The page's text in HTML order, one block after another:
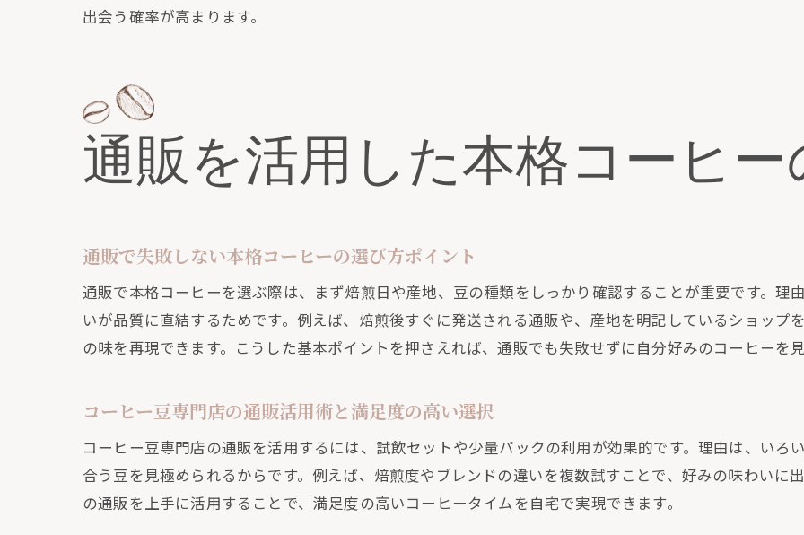
通販で広がる自分だけのコーヒーライフの魅力
満足度が高まる通販コーヒーの楽しみ方
通販ならではのスペシャルティ体験を楽しむ方法
コスパ良好な通販コーヒー豆で日常を豊かに
通販で広がるコーヒータイムの新たな楽しみ方
自宅で叶う通販コーヒーの極上な味わいを体験
出会う確率が高まります。
通販を活用した本格コーヒ
通販で失敗しない本格コーヒーの選び方ポイント
通販で本格コーヒーを選ぶ際は、まず焙煎日や産地、豆の種類をしっかり確認することが重要です。理
いが品質に直結するためです。例えば、焙煎後すぐに発送される通販や、産地を明記しているショップ
の味を再現できます。こうした基本ポイントを押さえれば、通販でも失敗せずに自分好みのコーヒーを
コーヒー豆専門店の通販活用術と満足度の高い選択
コーヒー豆専門店の通販を活用するには、試飲セットや少量パックの利用が効果的です。理由は、いろ
合う豆を見極められるからです。例えば、焙煎度やブレンドの違いを複数試すことで、好みの味わいに
の通販を上手に活用することで、満足度の高いコーヒータイムを自宅で実現できます。